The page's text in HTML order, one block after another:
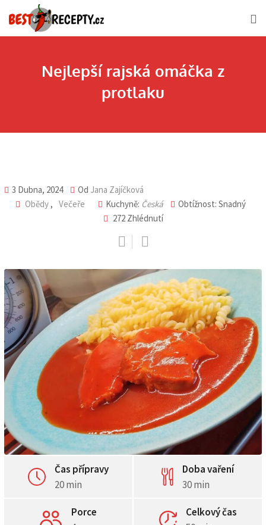
to
Nejlepší rajská omáčka z
protlaku
3 Dubna, 2024 Od Jana Zajíčková
Obědy , Večeře Kuchyně: Česká
Obtížnost: Snadný
272 Zhlédnutí
Čas přípravy
20 min
Doba vaření
30 min
Porce
Celkový čas